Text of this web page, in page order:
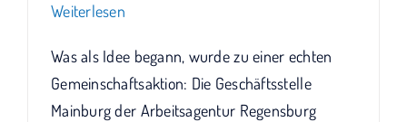
Weiterlesen
Was als Idee begann, wurde zu einer echten
Gemeinschaftsaktion: Die Geschäftsstelle
Mainburg der Arbeitsagentur Regensburg